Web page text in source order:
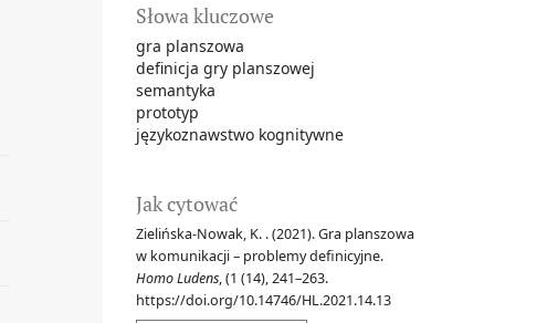
Słowa kluczowe
gra planszowa
definicja gry planszowej
semantyka
prototyp
językoznawstwo kognitywne
Jak cytować
Zielińska-Nowak, K. . (2021). Gra planszowa
w komunikacji – problemy definicyjne.
Homo Ludens, (1 (14), 241–263.
https://doi.org/10.14746/HL.2021.14.13